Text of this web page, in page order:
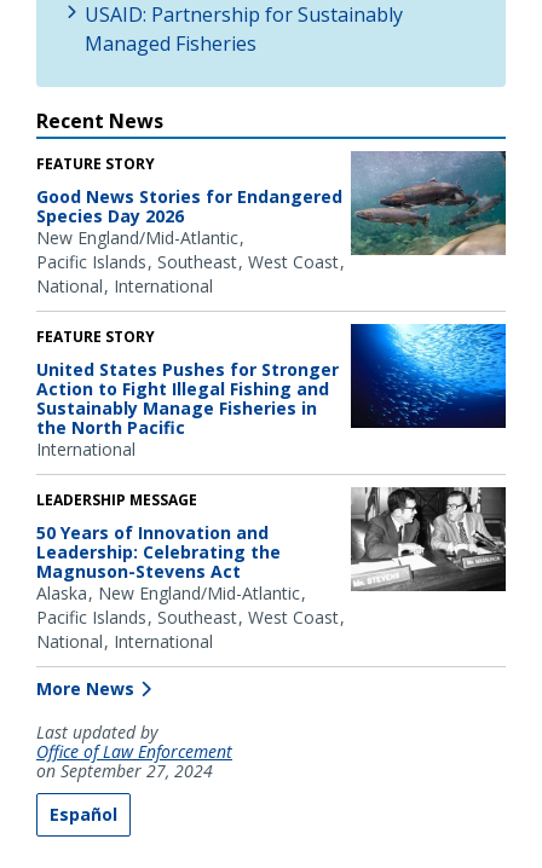
USAID: Partnership for Sustainably
Managed Fisheries
Recent News
FEATURE STORY
Good News Stories for Endangered
Species Day 2026
New England/Mid-Atlantic
Pacific Islands Southeast West Coast
National International
FEATURE STORY
United States Pushes for Stronger
Action to Fight Illegal Fishing and
Sustainably Manage Fisheries in
the North Pacific
International
LEADERSHIP MESSAGE
50 Years of Innovation and
Leadership: Celebrating the
Magnuson-Stevens Act
Alaska New England/Mid-Atlantic
Pacific Islands Southeast West Coast
National International
More News
Last updated by
Office of Law Enforcement
on September 27, 2024
Español